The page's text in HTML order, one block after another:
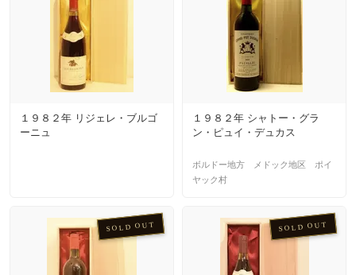
１９８２年 リジェレ・ブルゴ
ーニュ
１９８２年 シャトー・グラ
ン・ピュイ・デュカス
ボルドー地方 メドック地区 ポイ
ヤック村
SOLD OUT SOLD OUT